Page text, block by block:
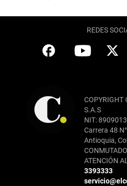
REDES
COPYRIGHT
S.A.S
NIT:
Carrera 48
Antioquia,
ATENCIÓN
3393333